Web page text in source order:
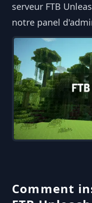
serveur FTB
notre panel
Comment